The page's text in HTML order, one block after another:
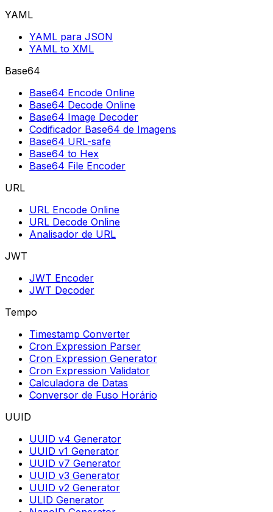
YAML
YAML para JSON
YAML to XML
Base64
Base64 Encode Online
Base64 Decode Online
Base64 Image Decoder
Codificador Base64 de Imagens
Base64 URL-safe
Base64 to Hex
Base64 File Encoder
URL
URL Encode Online
URL Decode Online
Analisador de URL
JWT
JWT Encoder
JWT Decoder
Tempo
Timestamp Converter
Cron Expression Parser
Cron Expression Generator
Cron Expression Validator
Calculadora de Datas
Conversor de Fuso Horário
UUID
UUID v4 Generator
UUID v1 Generator
UUID v7 Generator
UUID v3 Generator
UUID v2 Generator
ULID Generator